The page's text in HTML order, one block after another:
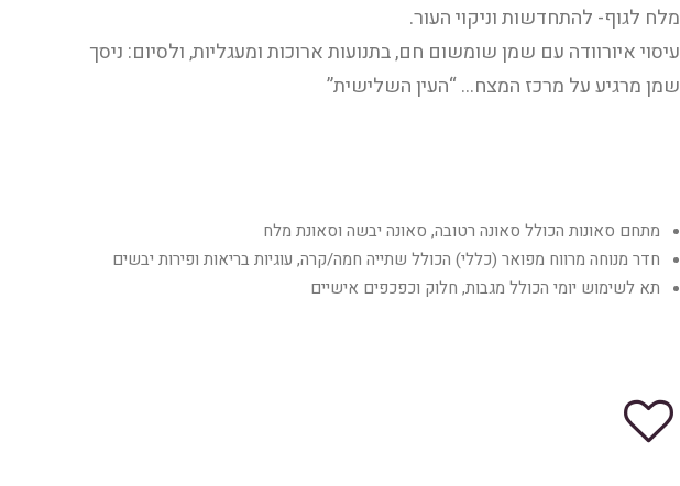
מלח לגוף- להתחדשות וניקוי העור.
עיסוי איורוודה עם שמן שומשום חם, בתנועות ארוכות ומעגליות, ולסיום: ניסך
שמן מרגיע על מרכז המצח… “העין השלישית”
מתחם סאונות הכולל סאונה רטובה, סאונה יבשה וסאונת מלח
חדר מנוחה מרווח מפואר (כללי) הכולל שתייה חמה/קרה, עוגיות בריאות ופירות יבשים
תא לשימוש יומי הכולל מגבות, חלוק וכפכפים אישיים